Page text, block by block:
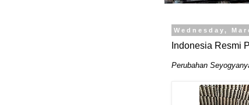
Wednesday,
Indonesia Resmi
Perubahan